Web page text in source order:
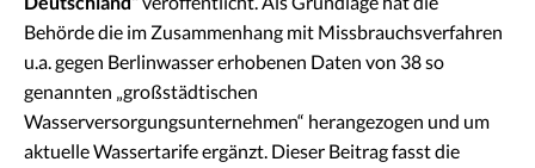
Behörde die im Zusammenhang mit Missbrauchsverfahren
u.a. gegen Berlinwasser erhobenen Daten von 38 so
genannten „großstädtischen
Wasserversorgungsunternehmen“ herangezogen und um
aktuelle Wassertarife ergänzt. Dieser Beitrag fasst die